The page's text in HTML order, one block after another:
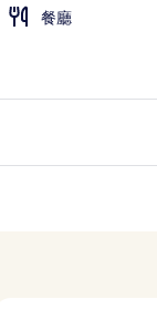
餐廳